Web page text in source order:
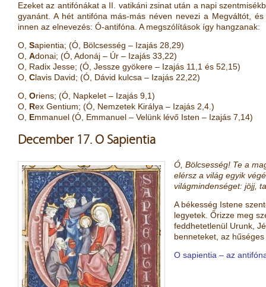
Ezeket az antifónákat a II. vatikáni zsinat után a napi
gyanánt. A hét antifóna más-más néven nevezi a Megváltót,
innen az elnevezés: Ó-antifóna. A megszólítások így hangzanak:
O, Sapientia; (Ó, Bölcsesség – Izajás 28,29)
O, Adonai; (Ó, Adonáj – Úr – Izajás 33,22)
O, Radix Jesse; (Ó, Jessze gyökere – Izajás 11,1 és 52,15)
O, Clavis David; (Ó, Dávid kulcsa – Izajás 22,22)
O, Oriens; (Ó, Napkelet – Izajás 9,1)
O, Rex Gentium; (Ó, Nemzetek Királya – Izajás 2,4.)
O, Emmanuel (Ó, Emmanuel – Velünk lévő Isten – Izajás 7,14)
December 17. O Sapientia
Ó, Bölcsesség! Te a
elérsz a világ egyik
világmindenséget: jöjj,
A békesség Istene
legyetek. Őrizze meg
feddhetetlenül Urunk,
benneteket, az
O sapientia – az